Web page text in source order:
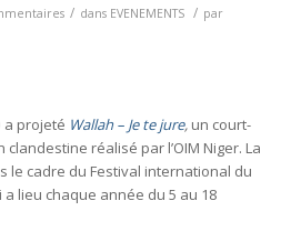
/ dans EVENEMENTS / par
a projeté Wallah – Je te jure, un court-
réalisé par l’OIM Niger. La
le cadre du Festival international du
a lieu chaque année du 5 au 18